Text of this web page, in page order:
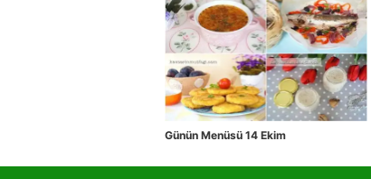
Günün Menüsü 14 Ekim